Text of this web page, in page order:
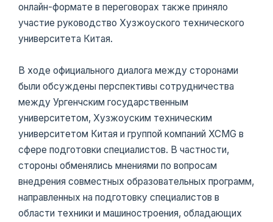
онлайн-формате в переговорах также приняло
участие руководство Хузжоуского технического
университета Китая.
В ходе официального диалога между сторонами
были обсуждены перспективы сотрудничества
между Ургенчским государственным
университетом, Хузжоуским техническим
университетом Китая и группой компаний XCMG в
сфере подготовки специалистов. В частности,
стороны обменялись мнениями по вопросам
внедрения совместных образовательных программ,
направленных на подготовку специалистов в
области техники и машиностроения, обладающих